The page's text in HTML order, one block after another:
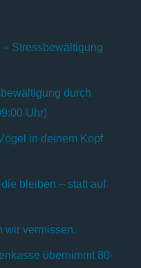
Stressbewältigung
durch
Uhr)
in deinem Kopf
bleiben – statt auf
wir vermissen.
übernimmt 80-